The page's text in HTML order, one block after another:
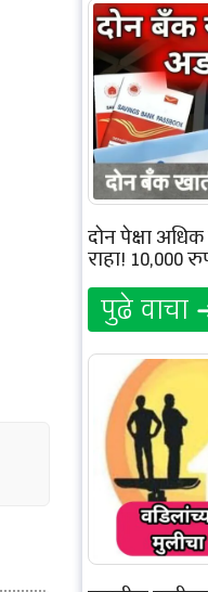
दोन पेक्षा
राहा! 10,000
पुढे वाचा